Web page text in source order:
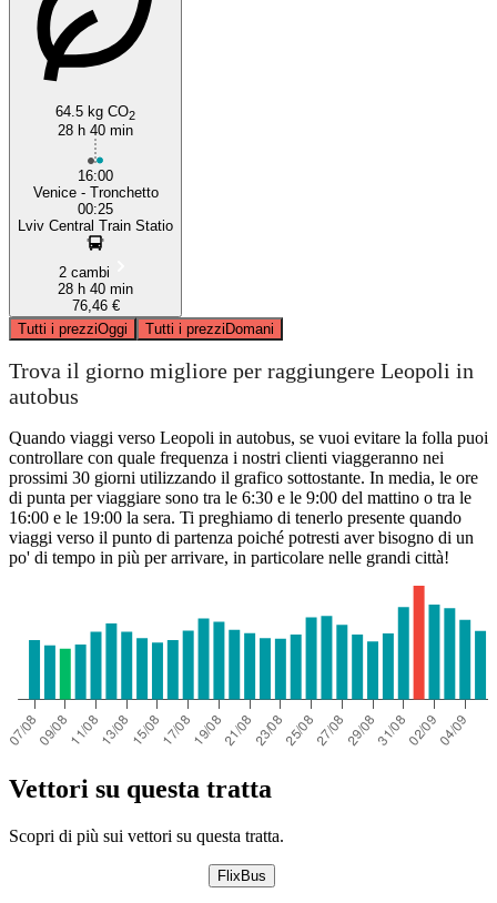
64.5 kg CO2
28 h 40 min
16:00
Venice - Tronchetto
00:25
Lviv Central Train Statio
2 cambi
28 h 40 min
76,46 €
Tutti i prezziOggi Tutti i prezziDomani
Trova il giorno migliore per raggiungere Leopoli in
autobus
Quando viaggi verso Leopoli in autobus, se vuoi evitare la folla puoi
controllare con quale frequenza i nostri clienti viaggeranno nei
prossimi 30 giorni utilizzando il grafico sottostante. In media, le ore
di punta per viaggiare sono tra le 6:30 e le 9:00 del mattino o tra le
16:00 e le 19:00 la sera. Ti preghiamo di tenerlo presente quando
viaggi verso il punto di partenza poiché potresti aver bisogno di un
po' di tempo in più per arrivare, in particolare nelle grandi città!
Vettori su questa tratta
Scopri di più sui vettori su questa tratta.
FlixBus